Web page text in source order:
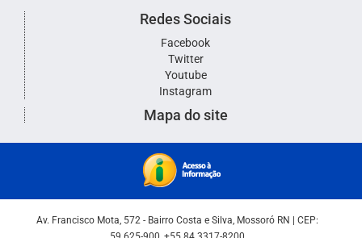
Redes Sociais
Facebook
Twitter
Youtube
Instagram
Mapa do site
Av. Francisco Mota, 572 - Bairro Costa e Silva, Mossoró RN | CEP: